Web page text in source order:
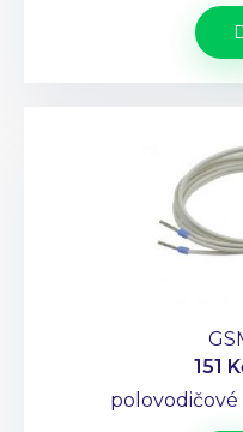
151
polovodičové